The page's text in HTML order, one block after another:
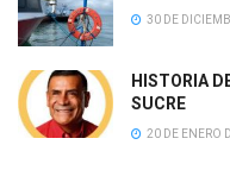
30 DE
HISTORIA
SUCRE
20 DE ENERO